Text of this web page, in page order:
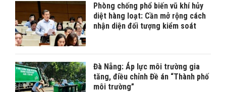
Phòng chống phổ biến vũ khí hủy
diệt hàng loạt: Cần mở rộng cách
nhận diện đối tượng kiểm soát
Đà Nẵng: Áp lực môi trường gia
tăng, điều chỉnh Đề án “Thành phố
môi trường”